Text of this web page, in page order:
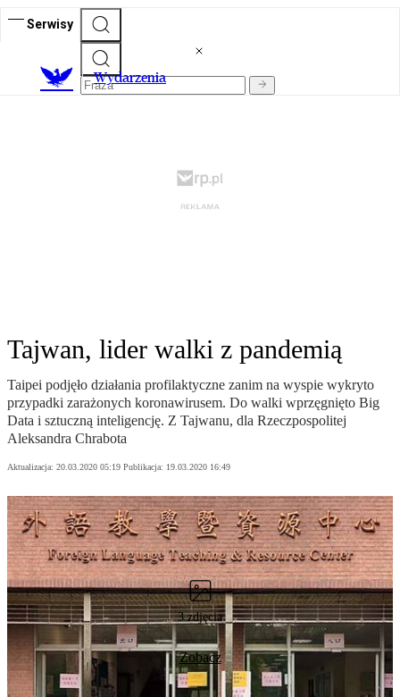
Serwisy
Wydarzenia
Tajwan, lider walki z pandemią
Taipei podjęło działania profilaktyczne zanim na wyspie wykryto
przypadki zarażonych koronawirusem. Do walki wprzęgnięto Big
Data i sztuczną inteligencję. Z Tajwanu, dla Rzeczpospolitej
Aleksandra Chrabota
Aktualizacja: 20.03.2020 05:19 Publikacja: 19.03.2020 16:49
3 zdjęcia
Zobacz